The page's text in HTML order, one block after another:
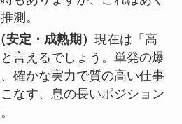
測。
定・成熟期） 現在は「高
言えるでしょう。単発の爆
確かな実力で質の高い仕事
なす、息の長いポジション